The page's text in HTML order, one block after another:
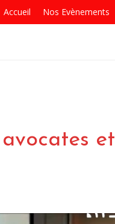
Accueil Nos Evènements
et